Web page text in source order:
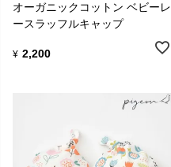
オーガニックコットン ベビーレ
ースラッフルキャップ
¥ 2,200